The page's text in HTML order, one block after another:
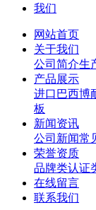
我们
网站首页
关于我们
公司简介生
产品展示
进口巴西博
板
新闻资讯
公司新闻常
荣誉资质
品牌类认证
在线留言
联系我们